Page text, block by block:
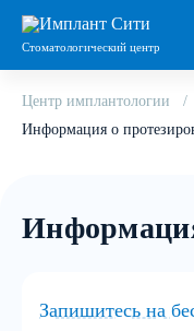
Стоматологический центр
Центр имплантологии
Информация о
Запишитесь на